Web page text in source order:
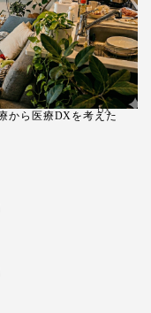
から医療DXを考えた
DX